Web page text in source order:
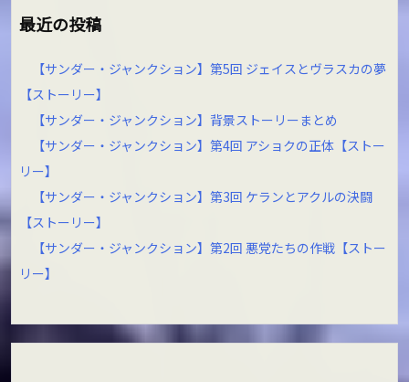
最近の投稿
【サンダー・ジャンクション】第5回 ジェイスとヴラスカの夢
【ストーリー】
【サンダー・ジャンクション】背景ストーリーまとめ
【サンダー・ジャンクション】第4回 アショクの正体【ストー
リー】
【サンダー・ジャンクション】第3回 ケランとアクルの決闘
【ストーリー】
【サンダー・ジャンクション】第2回 悪党たちの作戦【ストー
リー】